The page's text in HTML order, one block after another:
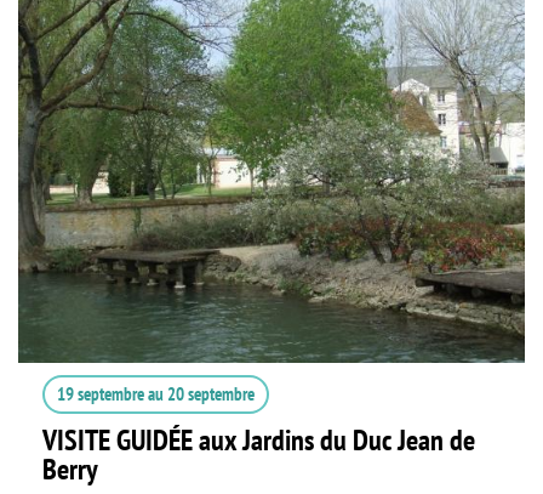
19 septembreau 20 septembre
VISITE GUIDÉE aux Jardins du Duc Jean de
Berry